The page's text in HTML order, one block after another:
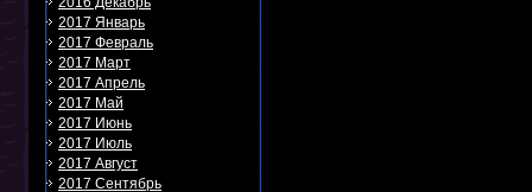
2017 Январь
2017 Февраль
2017 Март
2017 Апрель
2017 Май
2017 Июнь
2017 Июль
2017 Август
2017 Сентябрь